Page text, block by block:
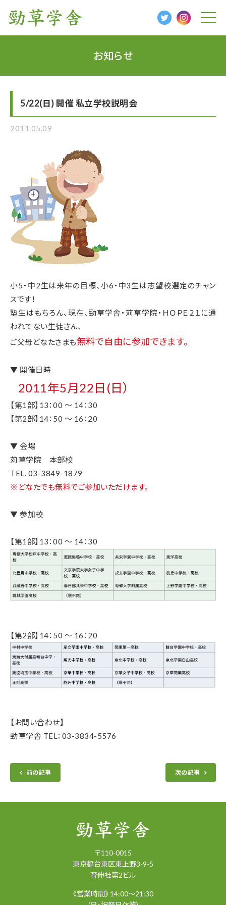
t
g
i
お知らせ
5/22(日) 開催 私立学校説明会
2011.05.09
小5・中2生は来年の目標、小6・中3生は志望校選定のチャン
スです！
塾生はもちろん、現在、勁草学舎・苅草学院・ＨＯＰＥ２１に通
われてない生徒さん、
ご父母どなたさまも無料で自由に参加できます。
▼ 開催日時
2011年5月22日(日）
【第1部】13：00 ～ 14：30
【第2部】14：50 ～ 16：20
▼ 会場
苅草学院 本部校
TEL. 03-3849-1879
※どなたでも無料でご参加いただけます。
▼ 参加校
【第1部】13：00 ～ 14：30
【第2部】14：50 ～ 16：20
【お問い合わせ】
勁草学舎 TEL：03-3834-5576
前の記事 次の記事
〒110-0015
東京都台東区東上野3-9-5
育伸社第2ビル
《営業時間》 14:00～21:30